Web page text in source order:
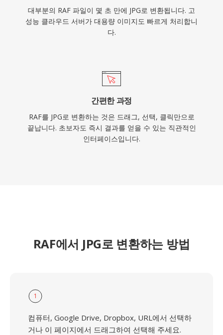
대부분의 RAF 파일이 몇 초 만에 JPG로 변환됩니다. 고
성능 클라우드 서버가 대용량 이미지도 빠르게 처리합니
다.
간편한 과정
RAF를 JPG로 변환하는 것은 드래그, 선택, 클릭만으로
끝납니다. 초보자도 즉시 결과를 얻을 수 있는 직관적인
인터페이스입니다.
RAF에서 JPG로 변환하는 방법
1
컴퓨터, Google Drive, Dropbox, URL에서 선택하
거나 이 페이지에서 드래그하여 선택해 주세요.